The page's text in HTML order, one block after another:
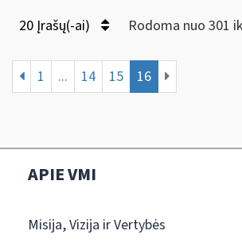
20 Įrašų(-ai) Rodoma nuo 301
1 ... 14 15 16
APIE VMI
Misija, Vizija ir Vertybės